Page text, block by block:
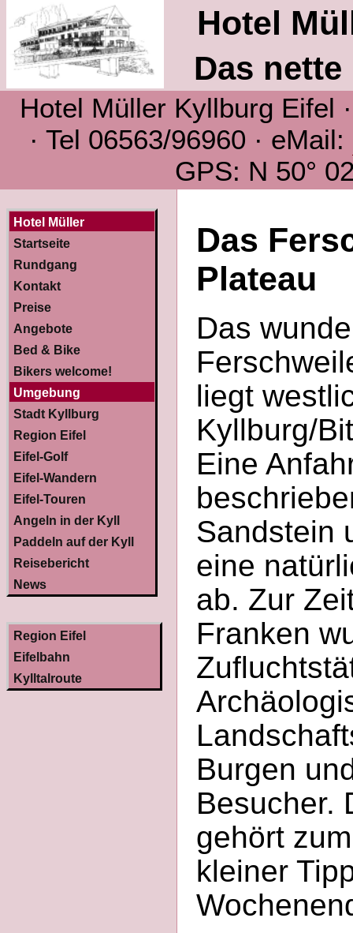
Hotel
Das
Hotel Müller Kyllburg Eifel
· Tel 06563/96960 · eMail:
GPS: N 50°
Hotel Müller
Startseite
Rundgang
Kontakt
Preise
Angebote
Bed & Bike
Bikers welcome!
Umgebung
Stadt Kyllburg
Region Eifel
Eifel-Golf
Eifel-Wandern
Eifel-Touren
Angeln in der Kyll
Paddeln auf der Kyll
Reisebericht
News
Region Eifel
Eifelbahn
Kylltalroute
Das
Plateau
Das
liegt
Kyllburg/
Eine
Sandstein
eine
ab. Zur
Franken
Burgen
Besucher.
gehört
kleiner